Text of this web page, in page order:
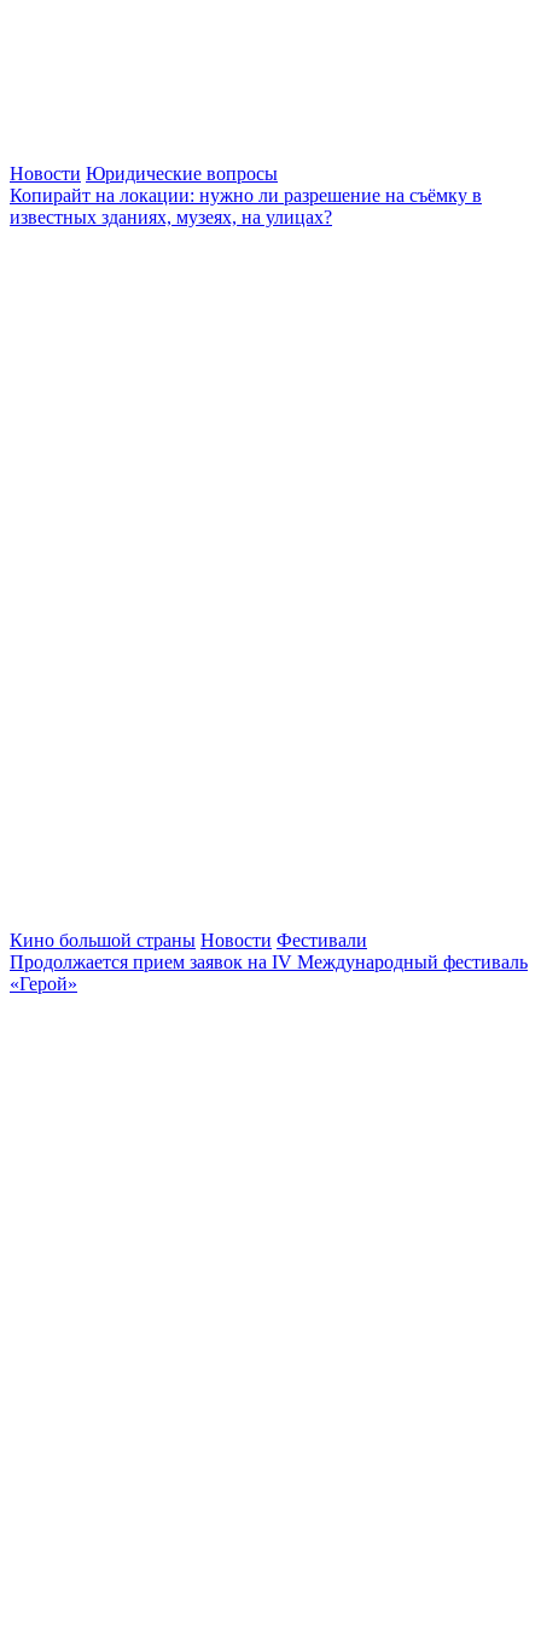
Новости Юридические вопросы
Копирайт на локации: нужно ли разрешение на съёмку в
известных зданиях, музеях, на улицах?
Кино большой страны Новости Фестивали
Продолжается прием заявок на IV Международный фестиваль
«Герой»